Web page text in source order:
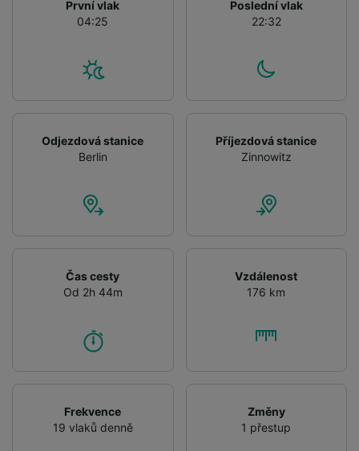
První vlak
04:25
Poslední vlak
22:32
Odjezdová stanice
Berlin
Příjezdová stanice
Zinnowitz
Čas cesty
Od 2h 44m
Vzdálenost
176 km
Frekvence
19 vlaků denně
Změny
1 přestup
List of Partners